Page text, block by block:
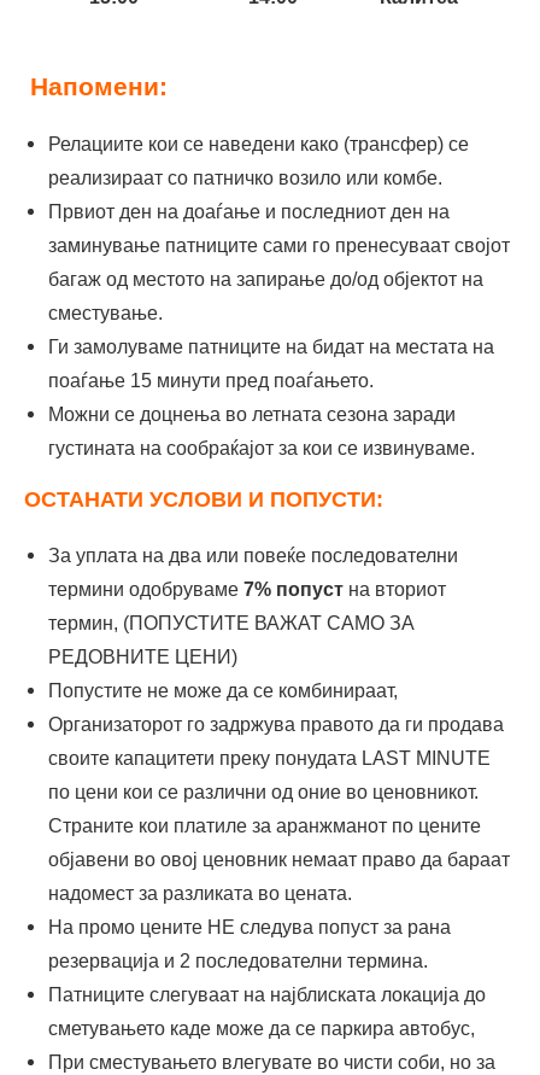
14:15 13:15 Пефкохори
Напомени:
Релациите кои се наведени како (трансфер) се
реализираат со патничко возило или комбе.
Првиот ден на доаѓање и последниот ден на
заминување патниците сами го пренесуваат својот
багаж од местото на запирање до/од објектот на
сместување.
Ги замолуваме патниците на бидат на местата на
поаѓање 15 минути пред поаѓањето.
Можни се доцнења во летната сезона заради
густината на сообраќајот за кои се извинуваме.
ОСТАНАТИ УСЛОВИ И ПОПУСТИ:
За уплата на два или повеќе последователни
термини одобруваме 7% попуст на вториот
термин, (ПОПУСТИТЕ ВАЖАТ САМО ЗА
РЕДОВНИТЕ ЦЕНИ)
Попустите не може да се комбинираат,
Организаторот го задржува правото да ги продава
своите капацитети преку понудата LAST MINUTE
по цени кои се различни од оние во ценовникот.
Страните кои платиле за аранжманот по цените
објавени во овој ценовник немаат право да бараат
надомест за разликата во цената.
На промо цените НЕ следува попуст за рана
резервација и 2 последователни термина.
Патниците слегуваат на најблиската локација до
сметувањето каде може да се паркира автобус,
При сместувањето влегувате во чисти соби, но за